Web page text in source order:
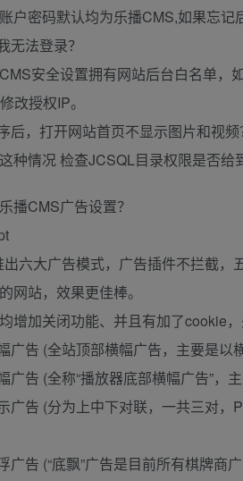
户密码默认均为乐播CMS,如果忘记
无法登录？
安全设置拥有网站后台白名单，
改授权IP。
后，打开网站首页不显示图片和视频
种情况 检查JCSQL目录权限是否给
播CMS广告设置？
出六大广告模式，广告插件不拦截
网站，效果更佳棒。
增加关闭功能、并且有加了cookie
广告 (全站顶部横幅广告，主要是以
广告 (全称“播放器底部横幅广告”，
广告 (分为上中下对联，一共三对
广告 (“底飘”广告是目前所有棋牌商